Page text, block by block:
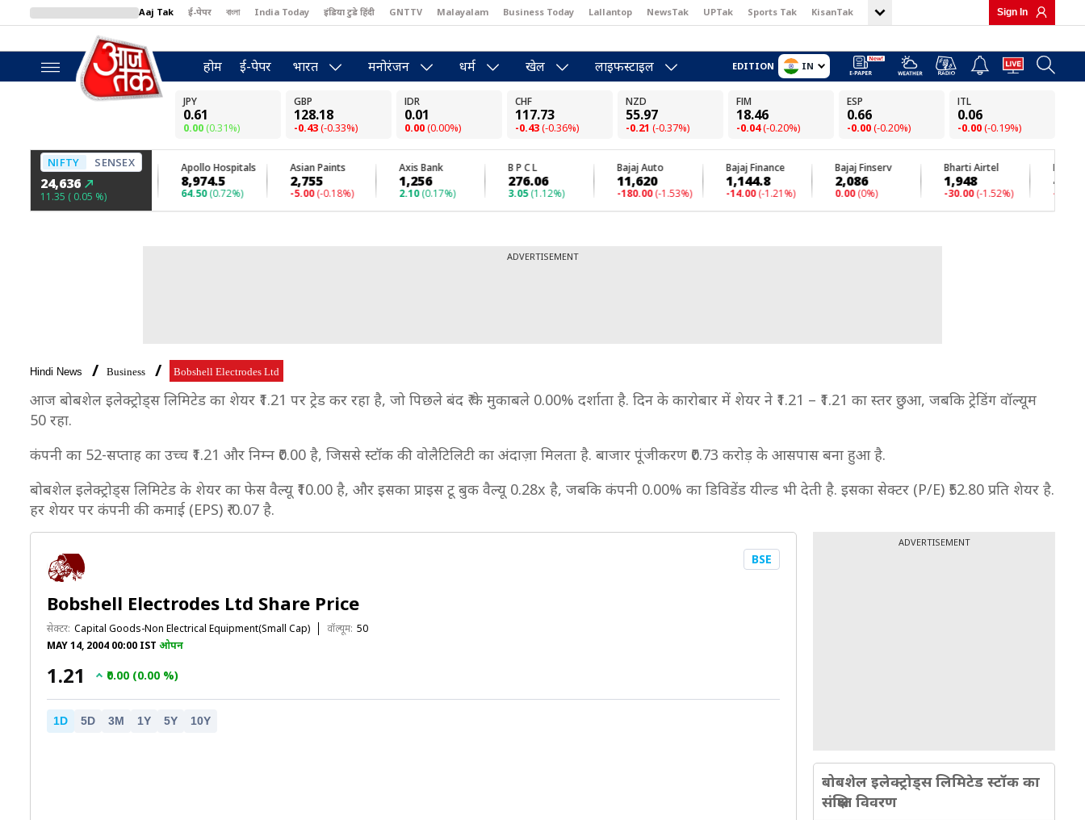
Aaj Tak ई-पेपर বাংলা India Today इंडिया टुडे हिंदी GNTTV Malayalam Business Today Lallantop NewsTak UPTak Sports Tak KisanTak
BT Bazaar
Sign In
होम ई-पेपर भारत मनोरंजन धर्म खेल लाइफस्टाइल EDITION IN
ADVERTISEMENT
Hindi News Business Bobshell Electrodes Ltd
आज बोबशेल इलेक्ट्रोड्स लिमिटेड का शेयर ₹1.21 पर ट्रेड कर रहा है, जो पिछले बंद ₹ के मुकाबले 0.00% दर्शाता है. दिन के कारोबार में शेयर ने ₹1.21 – ₹1.21 का स्तर छुआ, जबकि ट्रेडिंग वॉल्यूम
50 रहा.
कंपनी का 52-सप्ताह का उच्च ₹1.21 और निम्न ₹0.00 है, जिससे स्टॉक की वोलैटिलिटी का अंदाज़ा मिलता है. बाजार पूंजीकरण ₹0.73 करोड़ के आसपास बना हुआ है.
बोबशेल इलेक्ट्रोड्स लिमिटेड के शेयर का फेस वैल्यू ₹10.00 है, और इसका प्राइस टू बुक वैल्यू 0.28x है, जबकि कंपनी 0.00% का डिविडेंड यील्ड भी देती है. इसका सेक्टर (P/E) ₹52.80 प्रति शेयर है.
हर शेयर पर कंपनी की कमाई (EPS) ₹-0.07 है.
Bobshell Electrodes Ltd Share Price
सेक्टर: Capital Goods-Non Electrical Equipment(Small Cap) वॉल्यूम: 50
MAY 14, 2004 00:00 IST ओपन
BSE
₹1.21 ₹0.00 (0.00 %)
1D 5D 3M 1Y 5Y 10Y
ADVERTISEMENT
बोबशेल इलेक्ट्रोड्स लिमिटेड स्टॉक का
संक्षिप्त विवरण